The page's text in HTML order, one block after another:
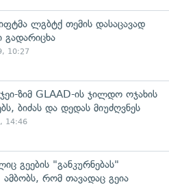
ლგბტქ თემის დასაცავად
გადარიცხა
10:27
ზიმ GLAAD-ის ჯილდო ოჯახის
ბიძას და დედას მიუძღვნეს
14:46
გეების "განკურნებას"
რომ თავადაც გეია